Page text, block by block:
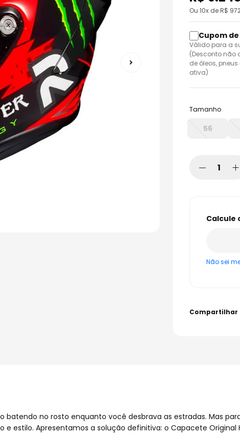
Ou10x de R$
Válido para a
(Desconto não
de óleos,
ativa)
Tamanho
56
Não sei
no rosto enquanto você desbrava as estradas. Mas
Apresentamos a solução definitiva: o Capacete Original